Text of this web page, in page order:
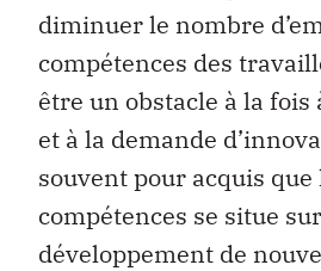
diminuer le nombre
compétences des
être un obstacle à la
et à la demande
souvent pour acquis que
compétences se situe
développement de